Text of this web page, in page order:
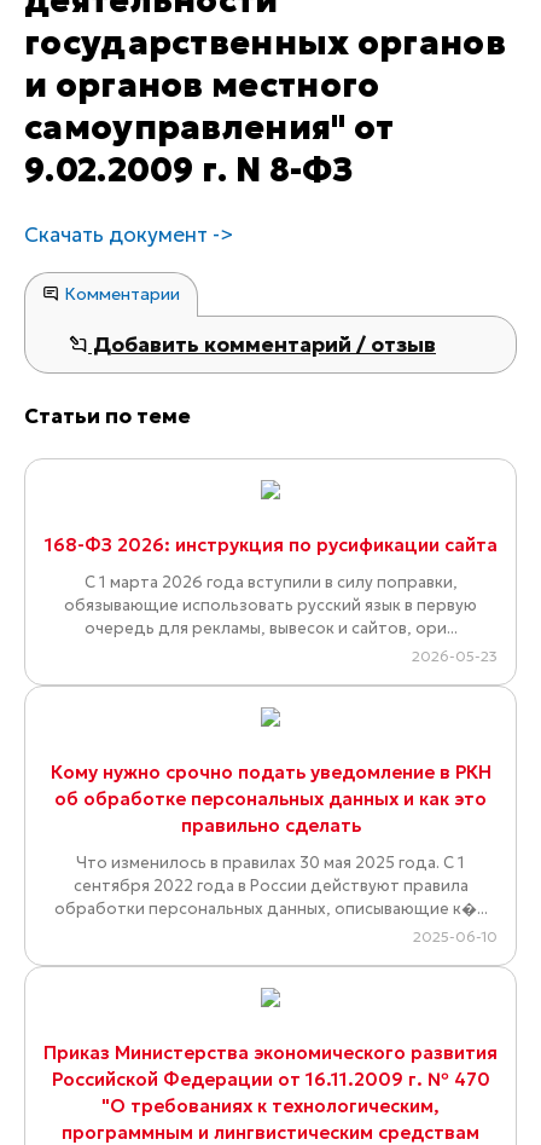
государственных органов
и органов местного
самоуправления" от
9.02.2009 г. N 8-ФЗ
Скачать документ ->
Комментарии
Добавить комментарий / отзыв
Статьи по теме
168-ФЗ 2026: инструкция по русификации сайта
С 1 марта 2026 года вступили в силу поправки,
обязывающие использовать русский язык в первую
очередь для рекламы, вывесок и сайтов, ори...
2026-05-23
Кому нужно срочно подать уведомление в РКН
об обработке персональных данных и как это
правильно сделать
Что изменилось в правилах 30 мая 2025 года. С 1
сентября 2022 года в России действуют правила
обработки персональных данных, описывающие к�...
2025-06-10
Приказ Министерства экономического развития
Российской Федерации от 16.11.2009 г. № 470
"О требованиях к технологическим,
программным и лингвистическим средствам